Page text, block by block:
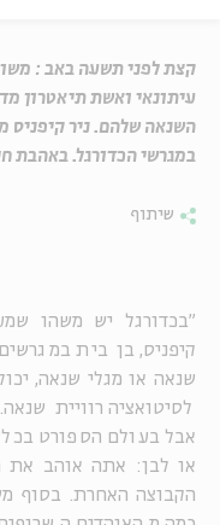
קצת לפני תשעה באב :
עיתונאי ואשת תיאטרון
השנאה שלהם. ניר קיפניס
במגרשי הכדורגל. באהבת
שיתוף
"בכדורגל יש משהו
קיפניס, בן בית
שנאה או מגלי שנאה,
לסיטואציה רוויית
אבל בעולם הספורט
או לבן: אתה אוהב את
הקבוצה האחרת. בסוף